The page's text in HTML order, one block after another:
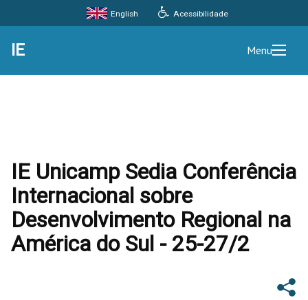
Acessibilidade
English
IE Menu
IE Unicamp Sedia Conferência
Internacional sobre
Desenvolvimento Regional na
América do Sul - 25-27/2